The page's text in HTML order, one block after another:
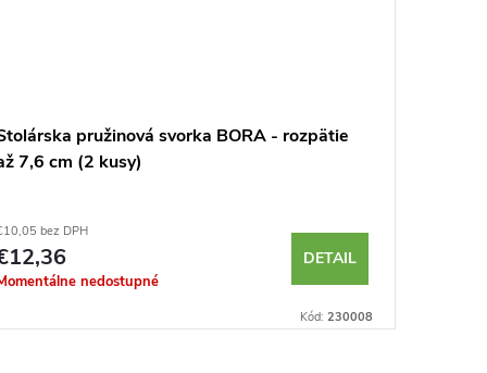
pružinová svorka BORA - rozpätie
7,6 cm (2 kusy)
bez DPH
nedostupné
DETAIL
Kód: 230008